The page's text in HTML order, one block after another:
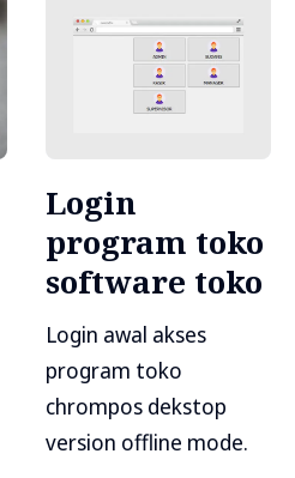
Login
program toko
software toko
Login awal akses
program toko
chrompos dekstop
version offline mode.